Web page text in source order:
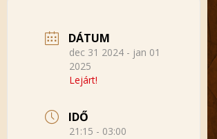
DÁTUM
dec 31 2024 - jan 01
2025
Lejárt!
IDŐ
21:15 - 03:00